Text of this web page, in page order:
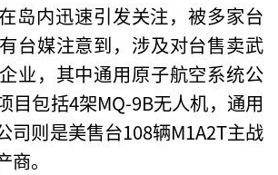
岛内迅速引发关注，被多家台
台媒注意到，涉及对台售卖武
业，其中通用原子航空系统公
目包括4架MQ-9B无人机，通用
司则是美售台108辆M1A2T主战
。